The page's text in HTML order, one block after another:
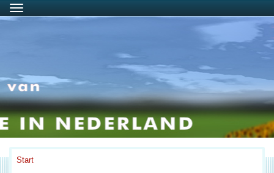
Menu
Start